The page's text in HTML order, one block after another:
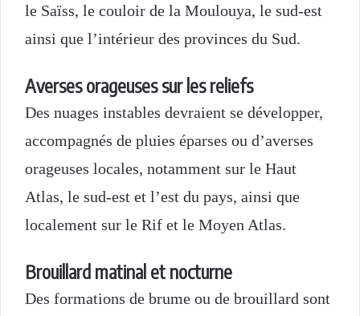
le Saïss, le couloir de la Moulouya, le sud-est
ainsi que l’intérieur des provinces du Sud.
Averses orageuses sur les reliefs
Des nuages instables devraient se développer,
accompagnés de pluies éparses ou d’averses
orageuses locales, notamment sur le Haut
Atlas, le sud-est et l’est du pays, ainsi que
localement sur le Rif et le Moyen Atlas.
Brouillard matinal et nocturne
Des formations de brume ou de brouillard sont